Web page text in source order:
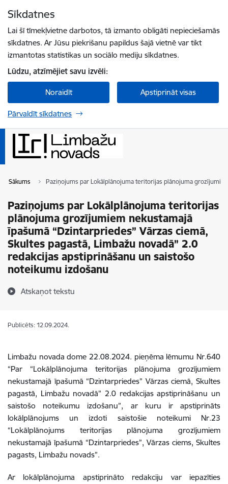
Sīkdatnes
Lai šī tīmekļvietne darbotos, tā izmanto obligāti nepieciešamās
sīkdatnes. Ar Jūsu piekrišanu papildus šajā vietnē var tikt
izmantotas statistikas un sociālo mediju sīkdatnes.
Lūdzu, atzīmējiet savu izvēli:
Noraidīt Apstiprināt visas
Pārvaldīt sīkdatnes
Sākums Paziņojums par Lokālplānojuma teritorijas plānojuma
Paziņojums par Lokālplānojuma teritorijas
plānojuma grozījumiem nekustamajā
īpašumā “Dzintarpriedes” Vārzas ciemā,
Skultes pagastā, Limbažu novadā” 2.0
redakcijas apstiprināšanu un saistošo
noteikumu izdošanu
Atskaņot tekstu
Publicēts: 12.09.2024.
Limbažu novada dome 22.08.2024. pieņēma lēmumu Nr.640
“Par “Lokālplānojuma teritorijas plānojuma grozījumiem
nekustamajā īpašumā “Dzintarpriedes” Vārzas ciemā, Skultes
pagastā, Limbažu novadā” 2.0 redakcijas apstiprināšanu un
saistošo noteikumu izdošanu”, ar kuru ir apstiprināts
lokālplānojums un izdoti saistošie noteikumi Nr.23
“Lokālplānojums teritorijas plānojuma grozījumiem
nekustamajā īpašumā “Dzintarpriedes”, Vārzas ciems, Skultes
pagasts, Limbažu novads”.
Ar lokālplānojuma apstiprināto redakciju var iepazīties